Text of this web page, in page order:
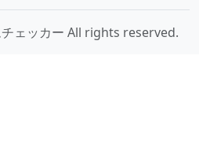
ェッカー All rights reserved.